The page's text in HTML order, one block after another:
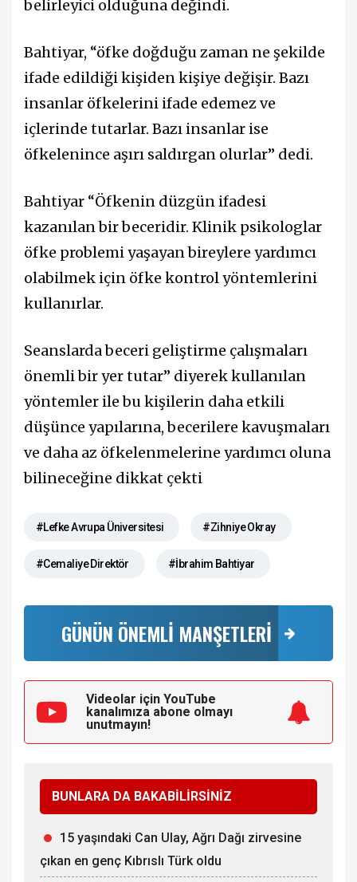
belirleyici olduğuna değindi.
Bahtiyar, “öfke doğduğu zaman ne şekilde
ifade edildiği kişiden kişiye değişir. Bazı
insanlar öfkelerini ifade edemez ve
içlerinde tutarlar. Bazı insanlar ise
öfkelenince aşırı saldırgan olurlar” dedi.
Bahtiyar “Öfkenin düzgün ifadesi
kazanılan bir beceridir. Klinik psikologlar
öfke problemi yaşayan bireylere yardımcı
olabilmek için öfke kontrol yöntemlerini
kullanırlar.
Seanslarda beceri geliştirme çalışmaları
önemli bir yer tutar” diyerek kullanılan
yöntemler ile bu kişilerin daha etkili
düşünce yapılarına, becerilere kavuşmaları
ve daha az öfkelenmelerine yardımcı oluna
bilineceğine dikkat çekti
#Lefke Avrupa Üniversitesi #Zihniye Okray
#Cemaliye Direktör #İbrahim Bahtiyar
GÜNÜN ÖNEMLİ MANŞETLERİ
Videolar için YouTube
kanalımıza abone olmayı
unutmayın!
BUNLARA DA BAKABİLİRSİNİZ
15 yaşındaki Can Ulay, Ağrı Dağı zirvesine
çıkan en genç Kıbrıslı Türk oldu